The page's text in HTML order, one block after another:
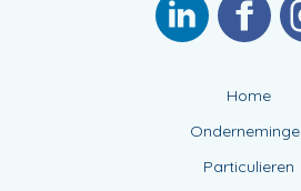
Home
Particulieren